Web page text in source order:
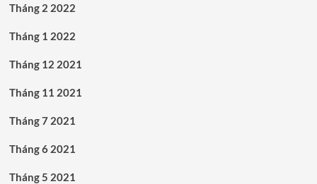
Tháng 2 2022
Tháng 1 2022
Tháng 12 2021
Tháng 11 2021
Tháng 7 2021
Tháng 6 2021
Tháng 5 2021